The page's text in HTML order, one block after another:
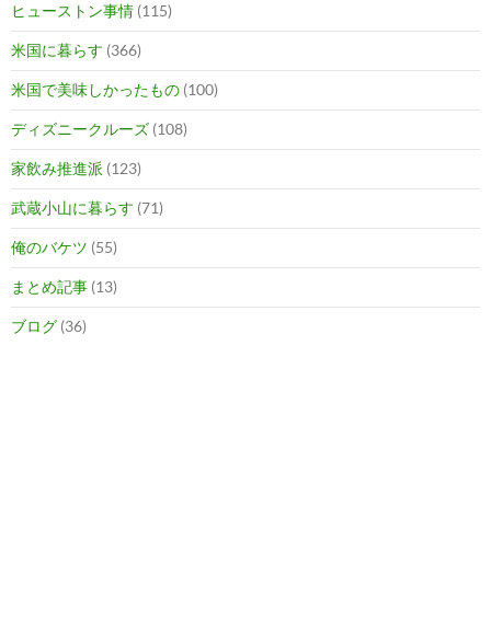
ヒューストン事情 (115)
米国に暮らす (366)
米国で美味しかったもの (100)
ディズニークルーズ (108)
家飲み推進派 (123)
武蔵小山に暮らす (71)
俺のバケツ (55)
まとめ記事 (13)
ブログ (36)